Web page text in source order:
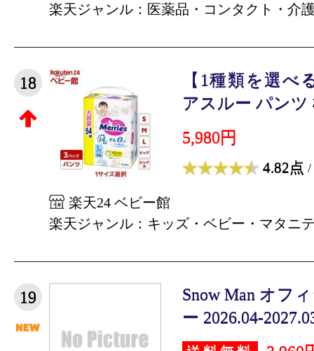
楽天ジャンル：医薬品・コンタクト・介
18
【1種類を選べ
アスルー パンツ
5,980円
4.82点 /
楽天24 ベビー館
楽天ジャンル：キッズ・ベビー・マタニ
19
Snow Man オフ
ー 2026.04-